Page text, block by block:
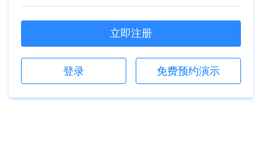
立即注册
登录 免费预约演示